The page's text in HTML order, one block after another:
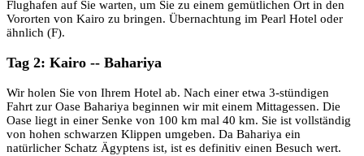
Flughafen auf Sie warten, um Sie zu einem gemütlichen Ort in den
Vororten von Kairo zu bringen. Übernachtung im Pearl Hotel oder
ähnlich (F).
Tag 2: Kairo -- Bahariya
Wir holen Sie von Ihrem Hotel ab. Nach einer etwa 3-stündigen
Fahrt zur Oase Bahariya beginnen wir mit einem Mittagessen. Die
Oase liegt in einer Senke von 100 km mal 40 km. Sie ist vollständig
von hohen schwarzen Klippen umgeben. Da Bahariya ein
natürlicher Schatz Ägyptens ist, ist es definitiv einen Besuch wert.